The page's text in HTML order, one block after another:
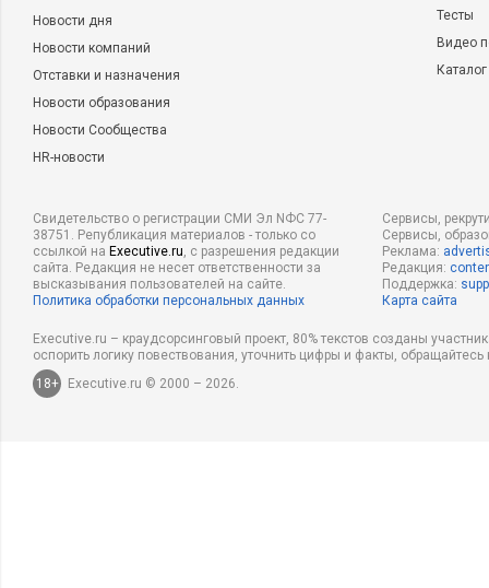
Новости дня
Новости компаний
Отставки и назначения
Новости образования
Новости Сообщества
HR-новости
Тесты
Видео
Свидетельство о регистрации СМИ Эл NФС 77-
38751. Републикация материалов - только со
ссылкой на Executive.ru, с разрешения редакции
сайта. Редакция не несет ответственности за
высказывания пользователей на сайте.
Политика обработки персональных данных
Сервисы,
Сервисы,
Реклама:
Редакция:
Поддержка:
Карта сайта
Executive.ru – краудсорсинговый проект, 80% текстов созданы
оспорить логику повествования, уточнить цифры и факты,
18+
Executive.ru © 2000 – 2026.